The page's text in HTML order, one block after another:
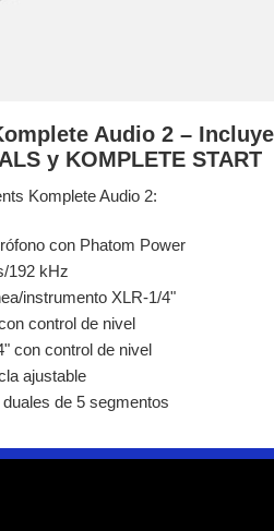
Audio 2 – Incluye
y KOMPLETE START
Komplete Audio 2:
con Phatom Power
192 kHz
instrumento XLR-1/4"
control de nivel
con control de nivel
ajustable
de 5 segmentos